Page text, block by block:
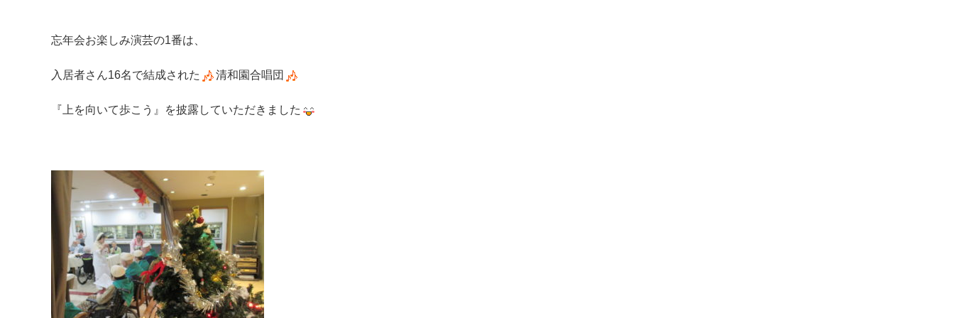
忘年会お楽しみ演芸の1番は、
入居者さん16名で結成された 清和園合唱団
『上を向いて歩こう』を披露していただきました